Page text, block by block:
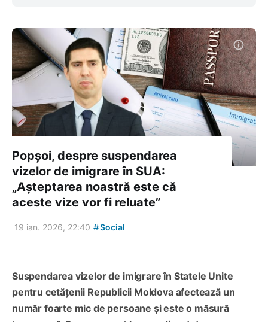
Popșoi, despre suspendarea
vizelor de imigrare în SUA:
„Așteptarea noastră este că
aceste vize vor fi reluate”
19 ian. 2026, 22:40 #Social
Suspendarea vizelor de imigrare în Statele Unite
pentru cetățenii Republicii Moldova afectează un
număr foarte mic de persoane și este o măsură